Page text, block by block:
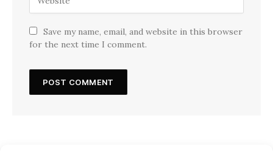
Save my name, email, and website in this browser
for the next time I comment.